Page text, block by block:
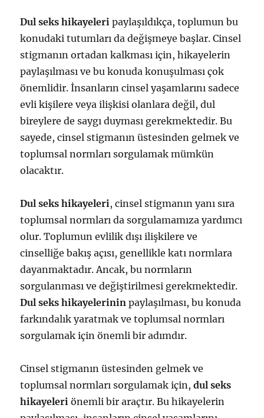
Dul seks hikayeleri paylaşıldıkça, toplumun bu
konudaki tutumları da değişmeye başlar. Cinsel
stigmanın ortadan kalkması için, hikayelerin
paylaşılması ve bu konuda konuşulması çok
önemlidir. İnsanların cinsel yaşamlarını sadece
evli kişilere veya ilişkisi olanlara değil, dul
bireylere de saygı duyması gerekmektedir. Bu
sayede, cinsel stigmanın üstesinden gelmek ve
toplumsal normları sorgulamak mümkün
olacaktır.
Dul seks hikayeleri, cinsel stigmanın yanı sıra
toplumsal normları da sorgulamamıza yardımcı
olur. Toplumun evlilik dışı ilişkilere ve
cinselliğe bakış açısı, genellikle katı normlara
dayanmaktadır. Ancak, bu normların
sorgulanması ve değiştirilmesi gerekmektedir.
Dul seks hikayelerinin paylaşılması, bu konuda
farkındalık yaratmak ve toplumsal normları
sorgulamak için önemli bir adımdır.
Cinsel stigmanın üstesinden gelmek ve
toplumsal normları sorgulamak için,dul seks
hikayeleri önemli bir araçtır. Bu hikayelerin